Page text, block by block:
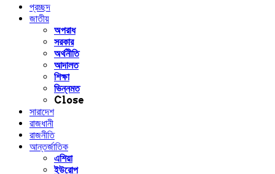
প্রচ্ছদ
জাতীয়
অপরাধ
সরকার
অর্থনীতি
আদালত
শিক্ষা
ভিন্নমত
Close
সারাদেশ
রাজধানী
রাজনীতি
আন্তর্জাতিক
এশিয়া
ইউরোপ